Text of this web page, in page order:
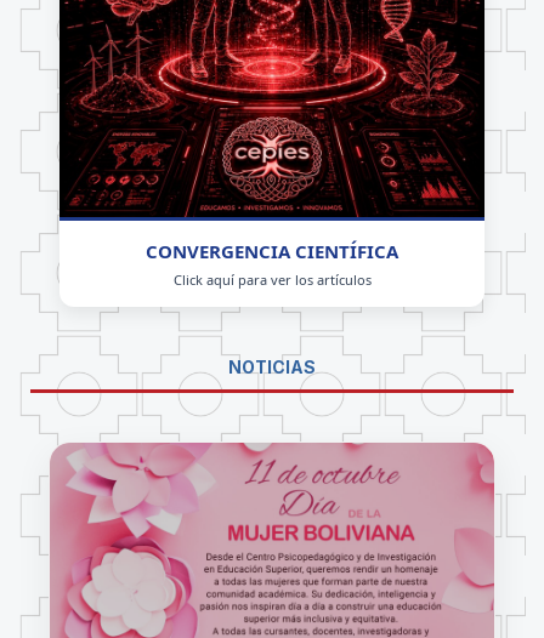
CONVERGENCIA CIENTÍFICA
Click aquí para ver los artículos
NOTICIAS